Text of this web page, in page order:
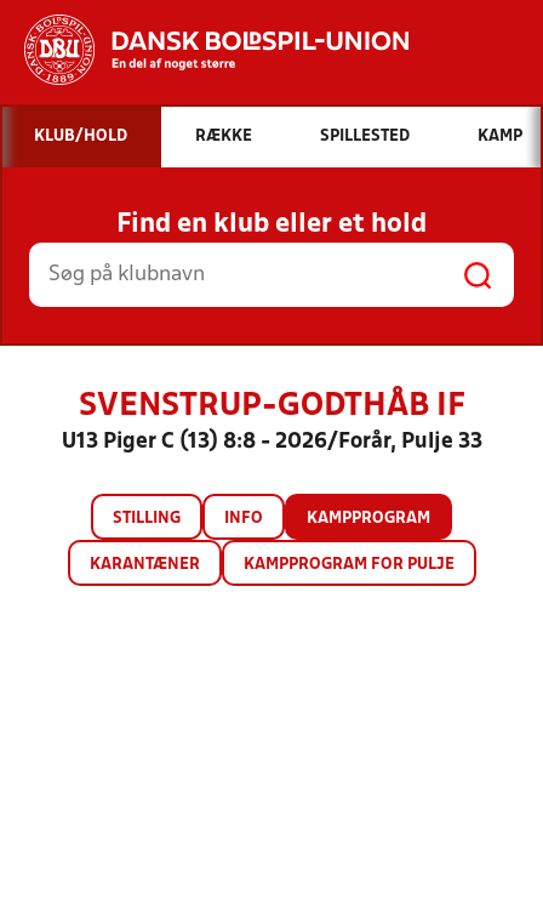
Hvad vil du søge efter?
INDHOLD OG NYHEDER
STILLINGER, RESULTATER, KLUBBER OG
HOLD
KLUB/HOLD RÆKKE SPILLESTED KAMP
Find en klub eller et hold
SVENSTRUP-GODTHÅB IF
U13 Piger C (13) 8:8 - 2026/Forår, Pulje 33
STILLING INFO KAMPPROGRAM
KARANTÆNER KAMPPROGRAM FOR PULJE